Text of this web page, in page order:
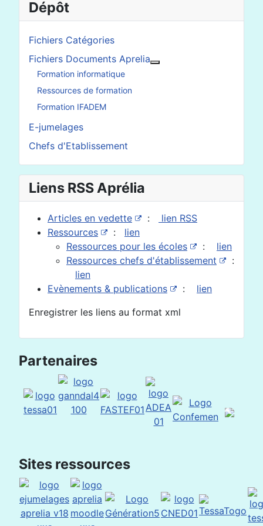
Dépôt
Fichiers Catégories
Fichiers Documents Aprelia
Formation informatique
Ressources de formation
Formation IFADEM
E-jumelages
Chefs d'Etablissement
Liens RSS Aprélia
Articles en vedette :
lien RSS
Ressources
: lien
Ressources pour les écoles
: lien
Ressources chefs d'établissement
:
lien
Evènements & publications
: lien
Enregistrer les liens au format xml
Partenaires
Sites ressources